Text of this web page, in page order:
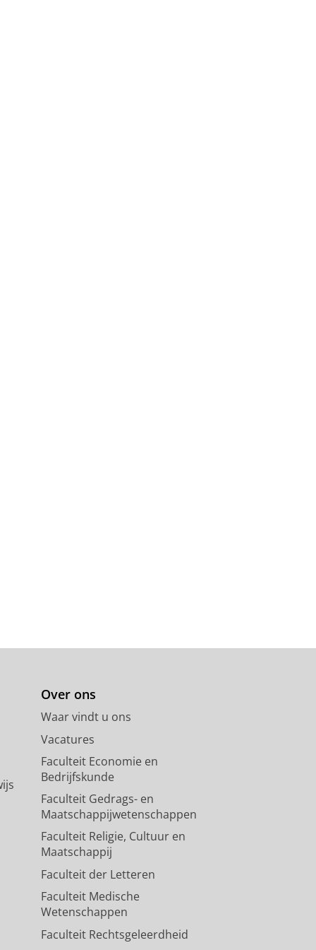
Over ons
Waar vindt u ons
Vacatures
Faculteit Economie en
Bedrijfskunde
Faculteit Gedrags- en
Maatschappijwetenschappen
Faculteit Religie, Cultuur en
Maatschappij
Faculteit der Letteren
Faculteit Medische
Wetenschappen
Faculteit Rechtsgeleerdheid